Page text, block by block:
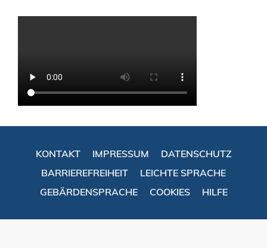
KONTAKT IMPRESSUM
DATENSCHUTZ
BARRIEREFREIHEIT
LEICHTE SPRACHE
GEBÄRDENSPRACHE
COOKIES HILFE